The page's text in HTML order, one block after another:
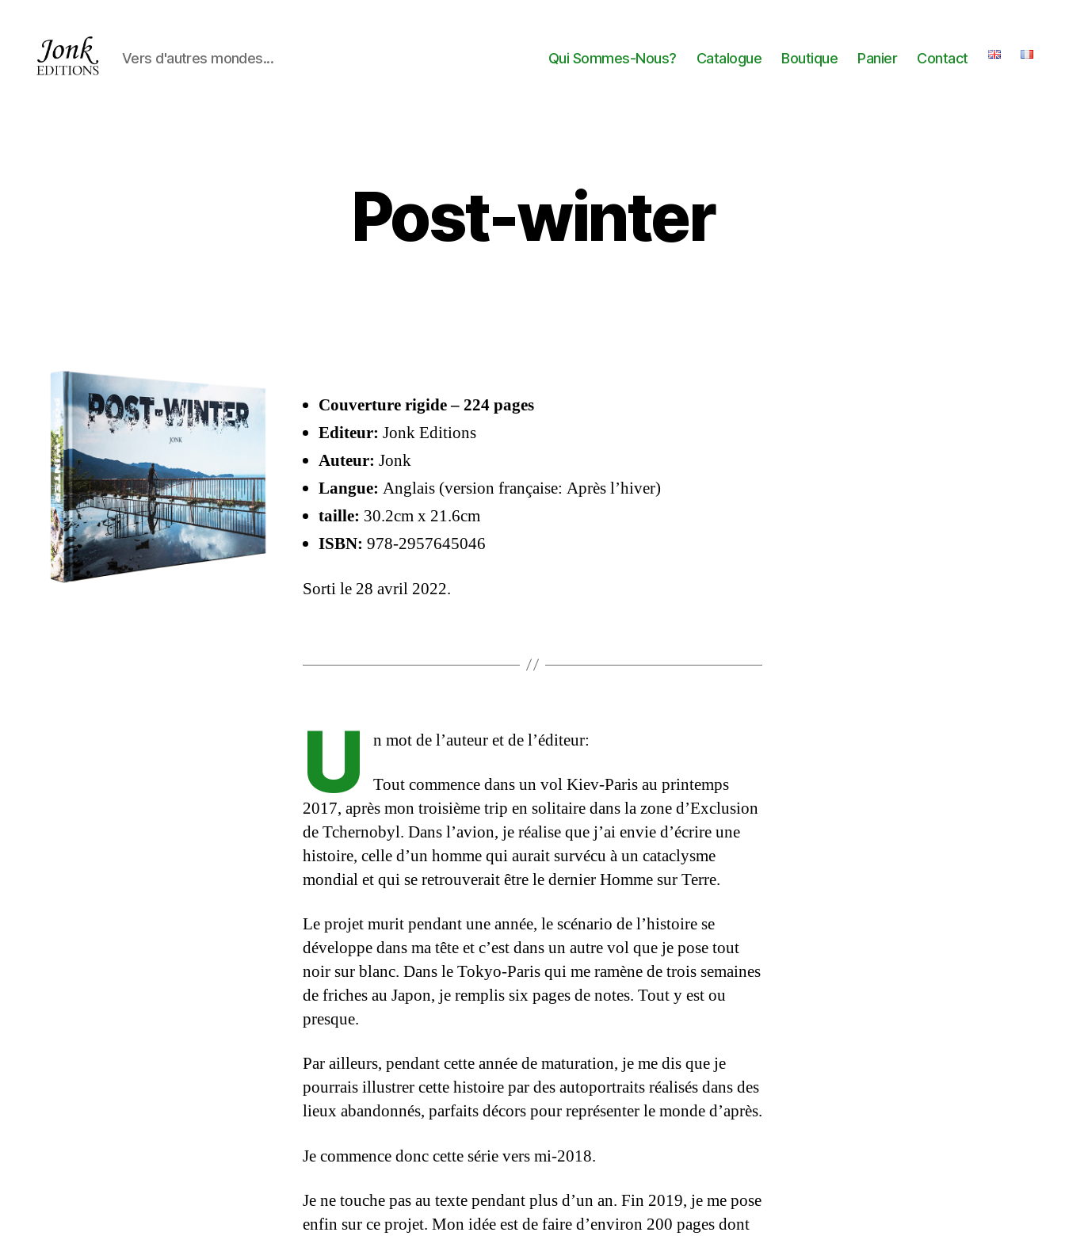
Vers d'autres mondes... Qui Sommes-Nous? Catalogue Boutique Panier Contact
Post-winter
Couverture rigide – 224 pages
Editeur: Jonk Editions
Auteur: Jonk
Langue: Anglais (version française: Après l’hiver)
taille: 30.2cm x 21.6cm
ISBN: 978-2957645046
Sorti le 28 avril 2022.
U n mot de l’auteur et de l’éditeur:
Tout commence dans un vol Kiev-Paris au printemps
2017, après mon troisième trip en solitaire dans la zone d’Exclusion
de Tchernobyl. Dans l’avion, je réalise que j’ai envie d’écrire une
histoire, celle d’un homme qui aurait survécu à un cataclysme
mondial et qui se retrouverait être le dernier Homme sur Terre.
Le projet murit pendant une année, le scénario de l’histoire se
développe dans ma tête et c’est dans un autre vol que je pose tout
noir sur blanc. Dans le Tokyo-Paris qui me ramène de trois semaines
de friches au Japon, je remplis six pages de notes. Tout y est ou
presque.
Par ailleurs, pendant cette année de maturation, je me dis que je
pourrais illustrer cette histoire par des autoportraits réalisés dans des
lieux abandonnés, parfaits décors pour représenter le monde d’après.
Je commence donc cette série vers mi-2018.
Je ne touche pas au texte pendant plus d’un an. Fin 2019, je me pose
enfin sur ce projet. Mon idée est de faire d’environ 200 pages dont